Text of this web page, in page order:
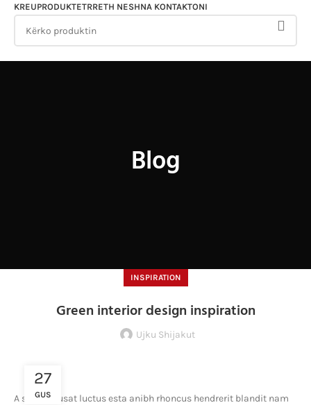
KREUPRODUKTETRRETH NESHNA KONTAKTONI
Blog
INSPIRATION
Green interior design inspiration
Ujku Shijakut
27
GUS
A sed a risusat luctus esta anibh rhoncus hendrerit blandit nam